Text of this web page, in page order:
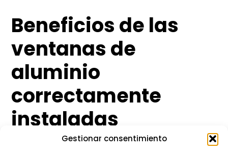
Gestionar consentimiento
Beneficios de las
ventanas de
aluminio
correctamente
instaladas